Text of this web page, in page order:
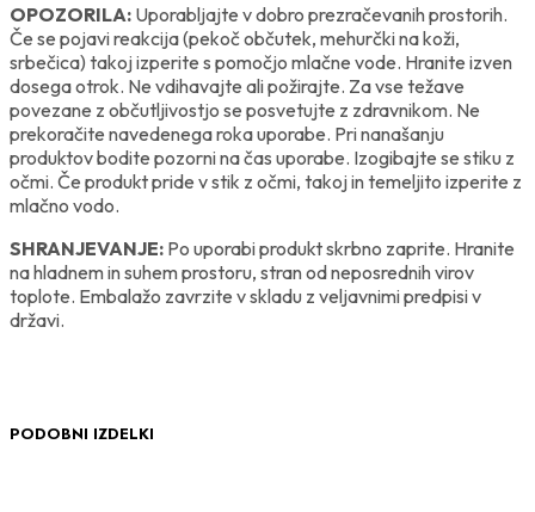
OPOZORILA: Uporabljajte v dobro prezračevanih prostorih.
Če se pojavi reakcija (pekoč občutek, mehurčki na koži,
srbečica) takoj izperite s pomočjo mlačne vode. Hranite izven
dosega otrok. Ne vdihavajte ali požirajte. Za vse težave
povezane z občutljivostjo se posvetujte z zdravnikom. Ne
prekoračite navedenega roka uporabe. Pri nanašanju
produktov bodite pozorni na čas uporabe. Izogibajte se stiku z
očmi. Če produkt pride v stik z očmi, takoj in temeljito izperite z
mlačno vodo.
SHRANJEVANJE: Po uporabi produkt skrbno zaprite. Hranite
na hladnem in suhem prostoru, stran od neposrednih virov
toplote. Embalažo zavrzite v skladu z veljavnimi predpisi v
državi.
PODOBNI IZDELKI